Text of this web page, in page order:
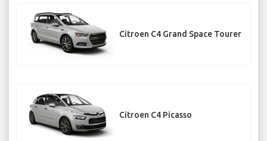
Citroen C4 Grand Space Tourer
Citroen C4 Picasso